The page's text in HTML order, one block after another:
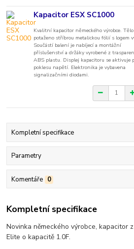
Kapacitor ESX SC1000
Kvalitní kapacitor německého výrobce. Tělo
potaženo stříbrou metalickou fólií s logem
Součástí balení je nabíjecí a montážní
příslušenství a držáky vyrobené z
ABS plastu. Displej kapacitoru se aktivuje
poklesu napětí. Elektronika je vybavena
signalizačními diodami.
Kompletní specifikace
Parametry
Komentáře 0
Kompletní specifikace
Novinka německého výrobce, kapacitor
Elite o kapacitě 1.0F.